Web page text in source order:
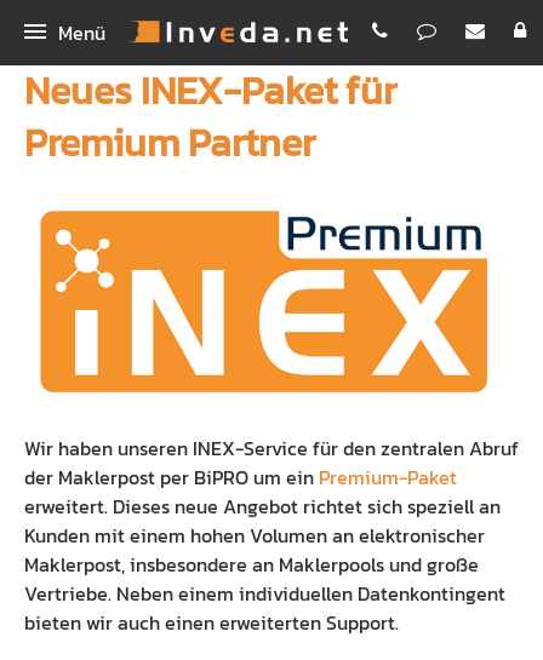
Menü
IMA
IMA+
Kunden-App
Workshop Digitales Maklerbüro
Schnellvergleich
Erklärvideos
INEX
Homepage
Maklerhomepage Premium
Newsletter Dienst
Rechenhelfer
Preisliste
Anleitung
Unternehmen
Inveda.net GmbH
Bilder
Praxispartner für BA
Ausbildung Fachinformatiker
Blog
Neues INEX-Paket für
Premium Partner
Wir haben unseren INEX-Service für den zentralen Abruf
der Maklerpost per BiPRO um ein Premium-Paket
erweitert. Dieses neue Angebot richtet sich speziell an
Kunden mit einem hohen Volumen an elektronischer
Maklerpost, insbesondere an Maklerpools und große
Vertriebe. Neben einem individuellen Datenkontingent
bieten wir auch einen erweiterten Support.